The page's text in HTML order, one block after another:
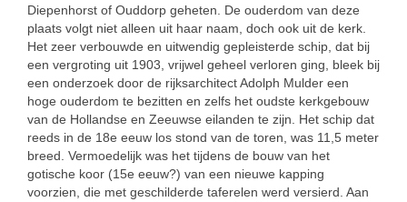
Diepenhorst of Ouddorp geheten. De ouderdom van deze
plaats volgt niet alleen uit haar naam, doch ook uit de kerk.
Het zeer verbouwde en uitwendig gepleisterde schip, dat bij
een vergroting uit 1903, vrijwel geheel verloren ging, bleek bij
een onderzoek door de rijksarchitect Adolph Mulder een
hoge ouderdom te bezitten en zelfs het oudste kerkgebouw
van de Hollandse en Zeeuwse eilanden te zijn. Het schip dat
reeds in de 18e eeuw los stond van de toren, was 11,5 meter
breed. Vermoedelijk was het tijdens de bouw van het
gotische koor (15e eeuw?) van een nieuwe kapping
voorzien, die met geschilderde taferelen werd versierd. Aan